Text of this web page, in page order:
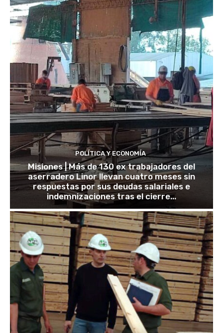
POLÍTICA Y ECONOMÍA
Misiones | Más de 130 ex trabajadores del
aserradero Linor llevan cuatro meses sin
respuestas por sus deudas salariales e
indemnizaciones tras el cierre...